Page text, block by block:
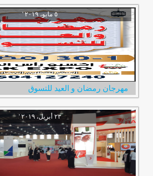
‏٥ مايو، ٢٠١٩‏ ‏'‏
مهرجان رمضان و العيد للتسوق
‏٢٣ أبريل، ٢٠١٩‏ ‏'‏